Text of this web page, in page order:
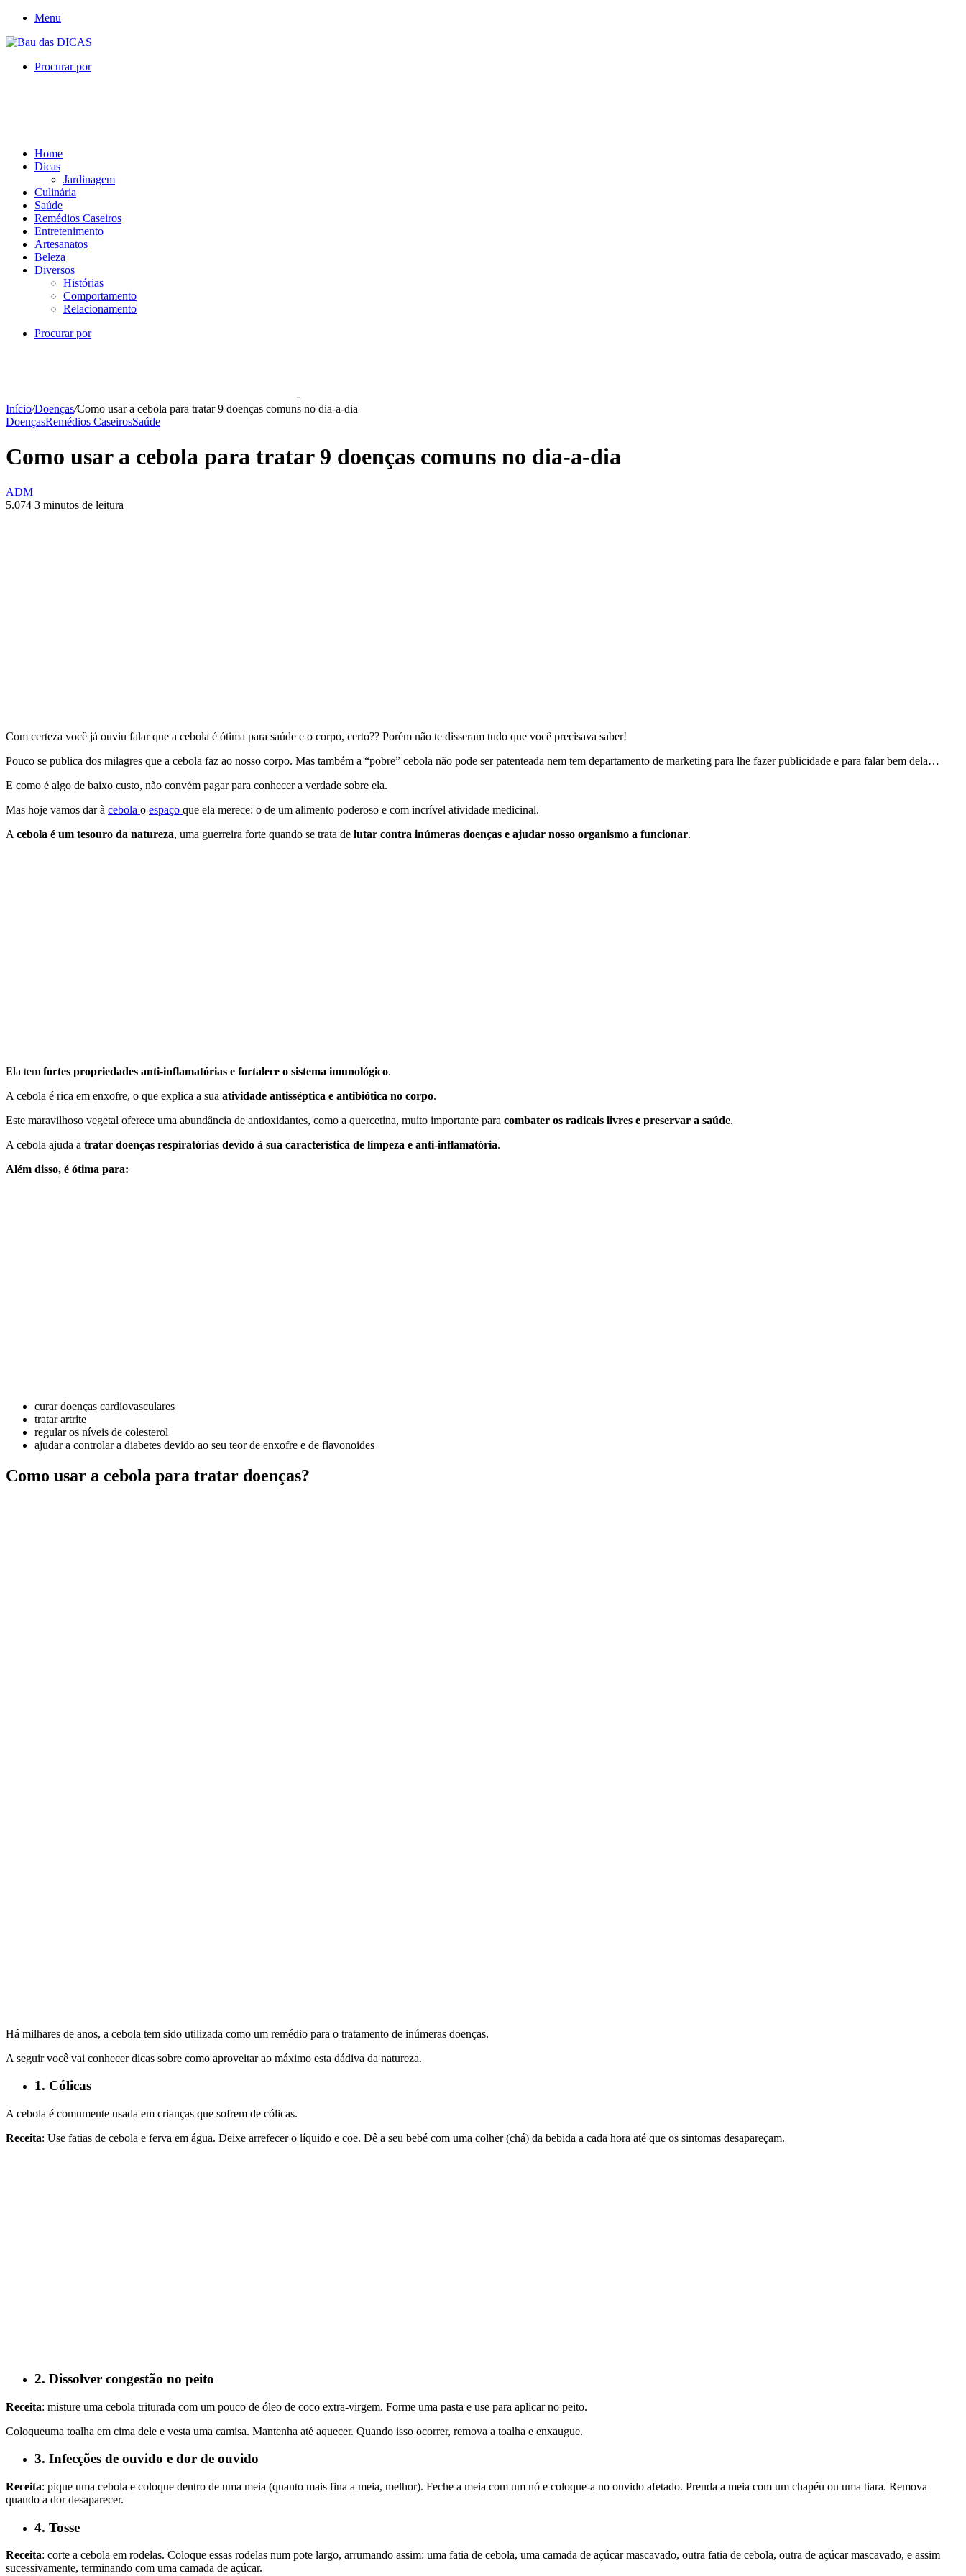
Menu
Procurar por
Home
Dicas
Jardinagem
Culinária
Saúde
Remédios Caseiros
Entretenimento
Artesanatos
Beleza
Diversos
Histórias
Comportamento
Relacionamento
Procurar por
-
Início/Doenças/Como usar a cebola para tratar 9 doenças comuns no dia-a-dia
DoençasRemédios CaseirosSaúde
Como usar a cebola para tratar 9 doenças comuns no dia-a-dia
ADM
5.074 3 minutos de leitura
Com certeza você já ouviu falar que a cebola é ótima para saúde e o corpo, certo?? Porém não te disseram tudo que você precisava saber!
Pouco se publica dos milagres que a cebola faz ao nosso corpo. Mas também a “pobre” cebola não pode ser patenteada nem tem departamento de marketing para lhe fazer publicidade e para falar bem dela…
E como é algo de baixo custo, não convém pagar para conhecer a verdade sobre ela.
Mas hoje vamos dar à cebola o espaço que ela merece: o de um alimento poderoso e com incrível atividade medicinal.
A cebola é um tesouro da natureza, uma guerreira forte quando se trata de lutar contra inúmeras doenças e ajudar nosso organismo a funcionar.
Ela tem fortes propriedades anti-inflamatórias e fortalece o sistema imunológico.
A cebola é rica em enxofre, o que explica a sua atividade antisséptica e antibiótica no corpo.
Este maravilhoso vegetal oferece uma abundância de antioxidantes, como a quercetina, muito importante para combater os radicais livres e preservar a saúde.
A cebola ajuda a tratar doenças respiratórias devido à sua característica de limpeza e anti-inflamatória.
Além disso, é ótima para:
curar doenças cardiovasculares
tratar artrite
regular os níveis de colesterol
ajudar a controlar a diabetes devido ao seu teor de enxofre e de flavonoides
Como usar a cebola para tratar doenças?
Há milhares de anos, a cebola tem sido utilizada como um remédio para o tratamento de inúmeras doenças.
A seguir você vai conhecer dicas sobre como aproveitar ao máximo esta dádiva da natureza.
1. Cólicas
A cebola é comumente usada em crianças que sofrem de cólicas.
Receita: Use fatias de cebola e ferva em água. Deixe arrefecer o líquido e coe. Dê a seu bebé com uma colher (chá) da bebida a cada hora até que os sintomas desapareçam.
2. Dissolver congestão no peito
Receita: misture uma cebola triturada com um pouco de óleo de coco extra-virgem. Forme uma pasta e use para aplicar no peito.
Coloqueuma toalha em cima dele e vesta uma camisa. Mantenha até aquecer. Quando isso ocorrer, remova a toalha e enxaugue.
3. Infecções de ouvido e dor de ouvido
Receita: pique uma cebola e coloque dentro de uma meia (quanto mais fina a meia, melhor). Feche a meia com um nó e coloque-a no ouvido afetado. Prenda a meia com um chapéu ou uma tiara. Remova
quando a dor desaparecer.
4. Tosse
Receita: corte a cebola em rodelas. Coloque essas rodelas num pote largo, arrumando assim: uma fatia de cebola, uma camada de açúcar mascavado, outra fatia de cebola, outra de açúcar mascavado, e assim
sucessivamente, terminando com uma camada de açúcar.